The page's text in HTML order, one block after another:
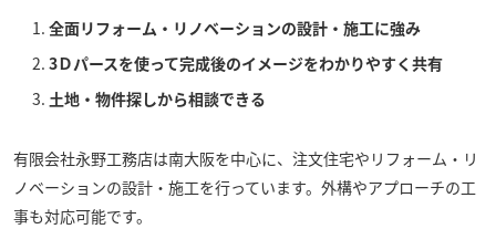
全面リフォーム・リノベーションの設計・施工に強み
3Ｄパースを使って完成後のイメージをわかりやすく共有
土地・物件探しから相談できる
有限会社永野工務店は南大阪を中心に、注文住宅やリフォーム・リ
ノベーションの設計・施工を行っています。外構やアプローチの工
事も対応可能です。